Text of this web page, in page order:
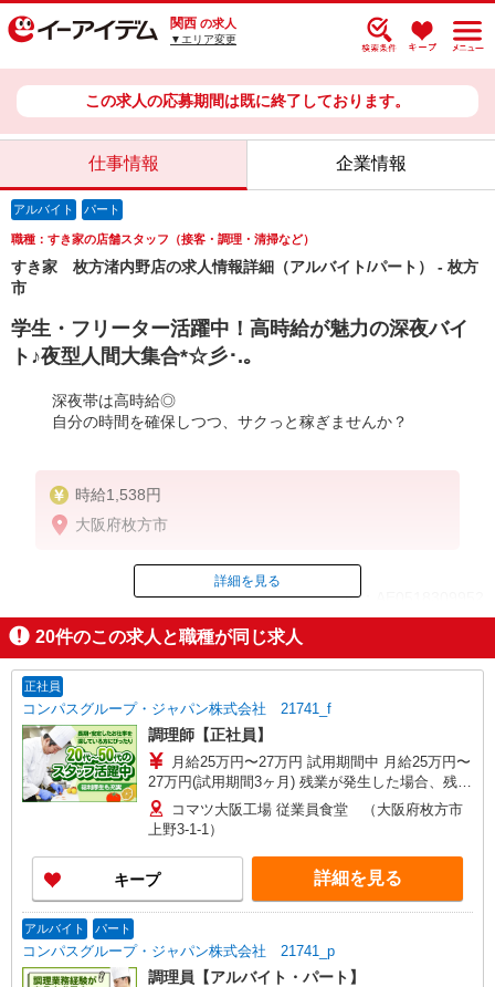
関西 の求人
▼エリア変更
この求人の応募期間は既に終了しております。
仕事情報 企業情報
アルバイト パート
職種：すき家の店舗スタッフ（接客・調理・清掃など）
すき家 枚方渚内野店の求人情報詳細（アルバイト/パート） - 枚方
市
学生・フリーター活躍中！高時給が魅力の深夜バイ
ト♪夜型人間大集合*☆彡･.｡
深夜帯は高時給◎
自分の時間を確保しつつ、サクっと稼ぎませんか？
時給1,538円
大阪府枚方市
ID：AE0518309952
掲載期間終了
詳細を見る
20件のこの求人と職種が同じ求人
正社員
コンパスグループ・ジャパン株式会社 21741_f
調理師【正社員】
月給25万円〜27万円 試用期間中 月給25万円〜
27万円(試用期間3ヶ月) 残業が発生した場合、残業
代を1分単位で別途支給します。 ※給与は経験や
前職給与に応じて決定します。
コマツ大阪工場 従業員食堂 （大阪府枚方市
上野3-1-1）
キープ 詳細を見る
アルバイト パート
コンパスグループ・ジャパン株式会社 21741_p
調理員【アルバイト・パート】